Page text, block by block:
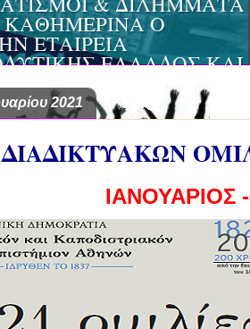
ΚΑΘΗΜΕΡΙΝΑ O
ΕΤΑΙΡΕΙΑ
ΕΛΛΑΔΟΣ ΚΑΙ
ΠΑΘΟΛΟΓΙΚΕΣ
2021
ΙΑΝΟΥΑΡΙΟΣ